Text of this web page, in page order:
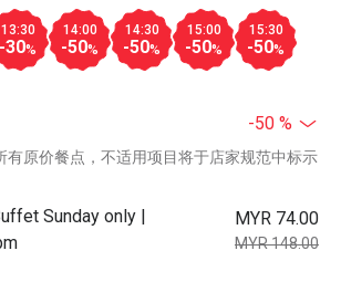
13:30
-30%
14:00
-50%
14:30
-50%
15:00
-50%
15:30
-50%
-50 %
有原价餐点，不适用项目将于店家规范中标示
Sunday only |
MYR 74.00
MYR 148.00